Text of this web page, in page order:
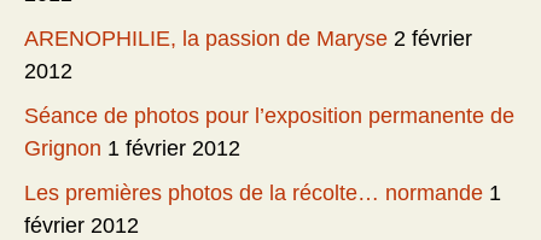
ARENOPHILIE, la passion de Maryse 2 février
2012
Séance de photos pour l’exposition permanente de
Grignon 1 février 2012
Les premières photos de la récolte… normande 1
février 2012